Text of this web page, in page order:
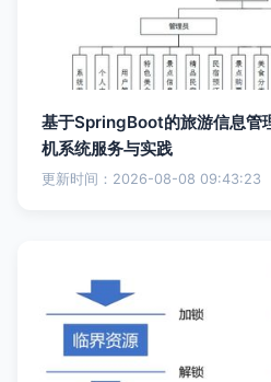
基于SpringBoot的旅游信息管
机系统服务与实践
更新时间：2026-08-08 09:43:23